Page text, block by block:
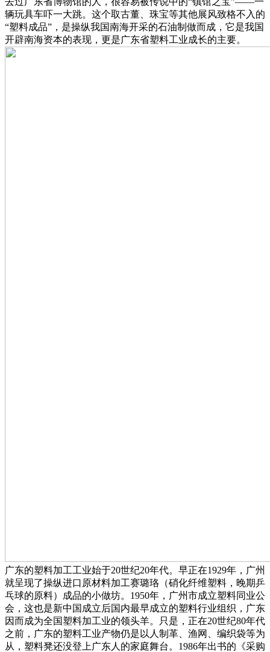
辆玩具车吓一大跳。这个取古董、珠宝等其他展风致格不入的
“塑料成品”，是操纵我国南海开采的石油制做而成，它是我国
开辟南海资本的表现，更是广东省塑料工业成长的主要。
广东的塑料加工工业始于20世纪20年代。早正在1929年，广州
就呈现了操纵进口原材料加工赛璐珞（硝化纤维塑料，晚期乒
乓球的原料）成品的小做坊。1950年，广州市成立塑料同业公
会，这也是新中国成立后国内最早成立的塑料行业组织，广东
因而成为全国塑料加工业的领头羊。只是，正在20世纪80年代
之前，广东的塑料工业产物仍是以人制革、渔网、编织袋等为
从，塑料凳还没登上广东人的家庭舞台。1986年出书的《采购